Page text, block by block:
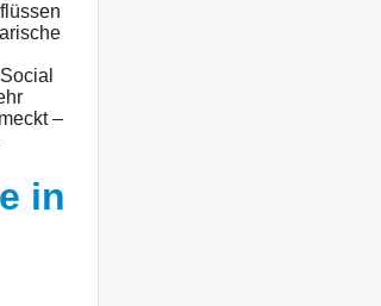
–
in